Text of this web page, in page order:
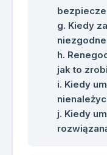
Kiedy
jak to
Kiedy
Kiedy